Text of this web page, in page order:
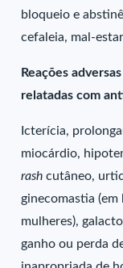
bloqueio e
cefaleia, mal-
Reações
relatadas com
Icterícia,
miocárdio,
rash cutâneo,
ginecomastia (em
mulheres),
ganho ou perda